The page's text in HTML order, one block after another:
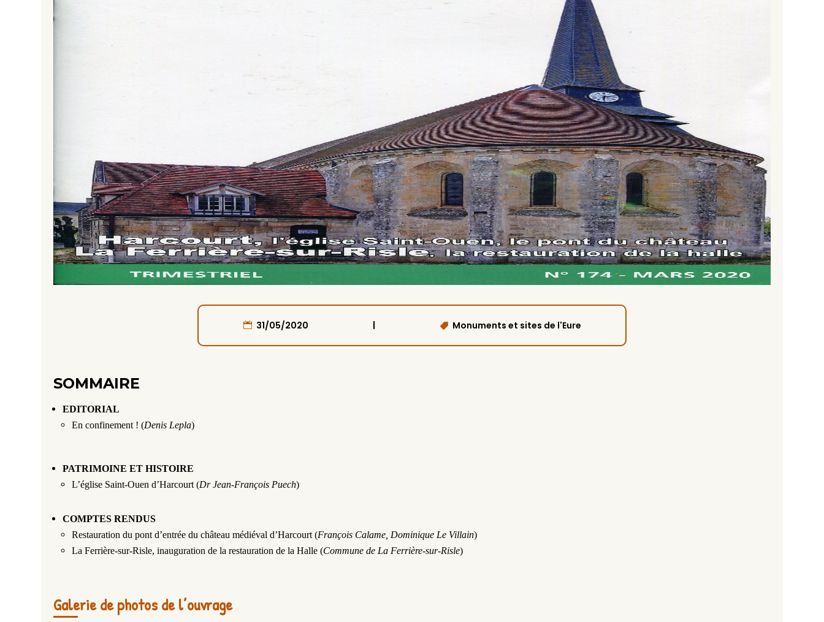
31/05/2020 | Monuments et sites de l'Eure
SOMMAIRE
EDITORIAL
En confinement ! (Denis Lepla)
PATRIMOINE ET HISTOIRE
L’église Saint-Ouen d’Harcourt (Dr Jean-François Puech)
COMPTES RENDUS
Restauration du pont d’entrée du château médiéval d’Harcourt (François Calame, Dominique Le Villain)
La Ferrière-sur-Risle, inauguration de la restauration de la Halle (Commune de La Ferrière-sur-Risle)
Galerie de photos de l’ouvrage